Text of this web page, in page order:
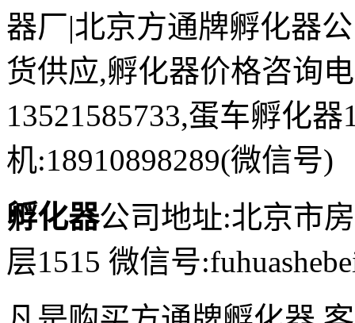
器厂|北京方通牌孵化器
货供应,孵化器价格咨询
13521585733,蛋车孵化
机:18910898289(微信号)
孵化器公司地址:北京市
层1515 微信号